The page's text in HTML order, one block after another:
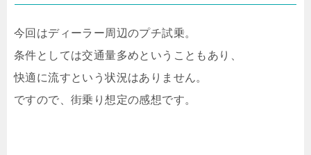
今回はディーラー周辺のプチ試乗。
条件としては交通量多めということもあり、
快適に流すという状況はありません。
ですので、街乗り想定の感想です。